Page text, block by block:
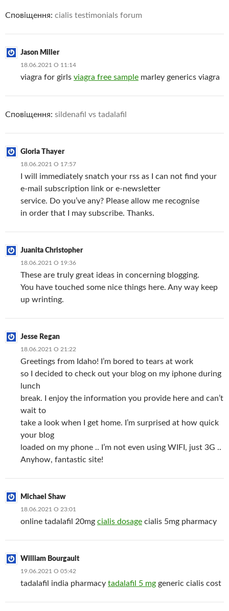
Сповіщення: cialis testimonials forum
Jason Miller
18.06.2021 О 11:14
viagra for girls viagra free sample marley generics viagra
Сповіщення: sildenafil vs tadalafil
Gloria Thayer
18.06.2021 О 17:57
I will immediately snatch your rss as I can not find your
e-mail subscription link or e-newsletter
service. Do you’ve any? Please allow me recognise
in order that I may subscribe. Thanks.
Juanita Christopher
18.06.2021 О 19:36
These are truly great ideas in concerning blogging.
You have touched some nice things here. Any way keep
up wrinting.
Jesse Regan
18.06.2021 О 21:22
Greetings from Idaho! I’m bored to tears at work
so I decided to check out your blog on my iphone during
lunch
break. I enjoy the information you provide here and can’t
wait to
take a look when I get home. I’m surprised at how quick
your blog
loaded on my phone .. I’m not even using WIFI, just 3G ..
Anyhow, fantastic site!
Michael Shaw
18.06.2021 О 23:01
online tadalafil 20mg cialis dosage cialis 5mg pharmacy
William Bourgault
19.06.2021 О 05:42
tadalafil india pharmacy tadalafil 5 mg generic cialis cost